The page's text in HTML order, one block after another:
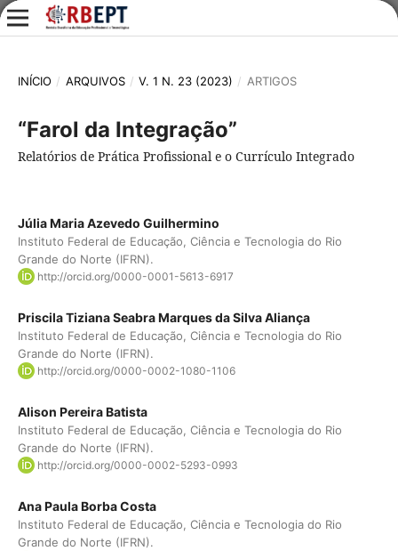
INÍCIO / ARQUIVOS / V. 1 N. 23 (2023) / ARTIGOS
“Farol da Integração”
Relatórios de Prática Profissional e o Currículo Integrado
Júlia Maria Azevedo Guilhermino
Instituto Federal de Educação, Ciência e Tecnologia do Rio
Grande do Norte (IFRN).
http://orcid.org/0000-0001-5613-6917
Priscila Tiziana Seabra Marques da Silva Aliança
Instituto Federal de Educação, Ciência e Tecnologia do Rio
Grande do Norte (IFRN).
http://orcid.org/0000-0002-1080-1106
Alison Pereira Batista
Instituto Federal de Educação, Ciência e Tecnologia do Rio
Grande do Norte (IFRN).
http://orcid.org/0000-0002-5293-0993
Ana Paula Borba Costa
Instituto Federal de Educação, Ciência e Tecnologia do Rio
Grande do Norte (IFRN).